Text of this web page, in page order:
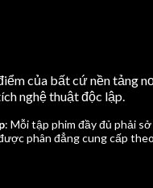
của bất cứ nền
nghệ thuật độc lập.
: Mỗi tập phim đầy đủ phải
phân đẳng cung cấp